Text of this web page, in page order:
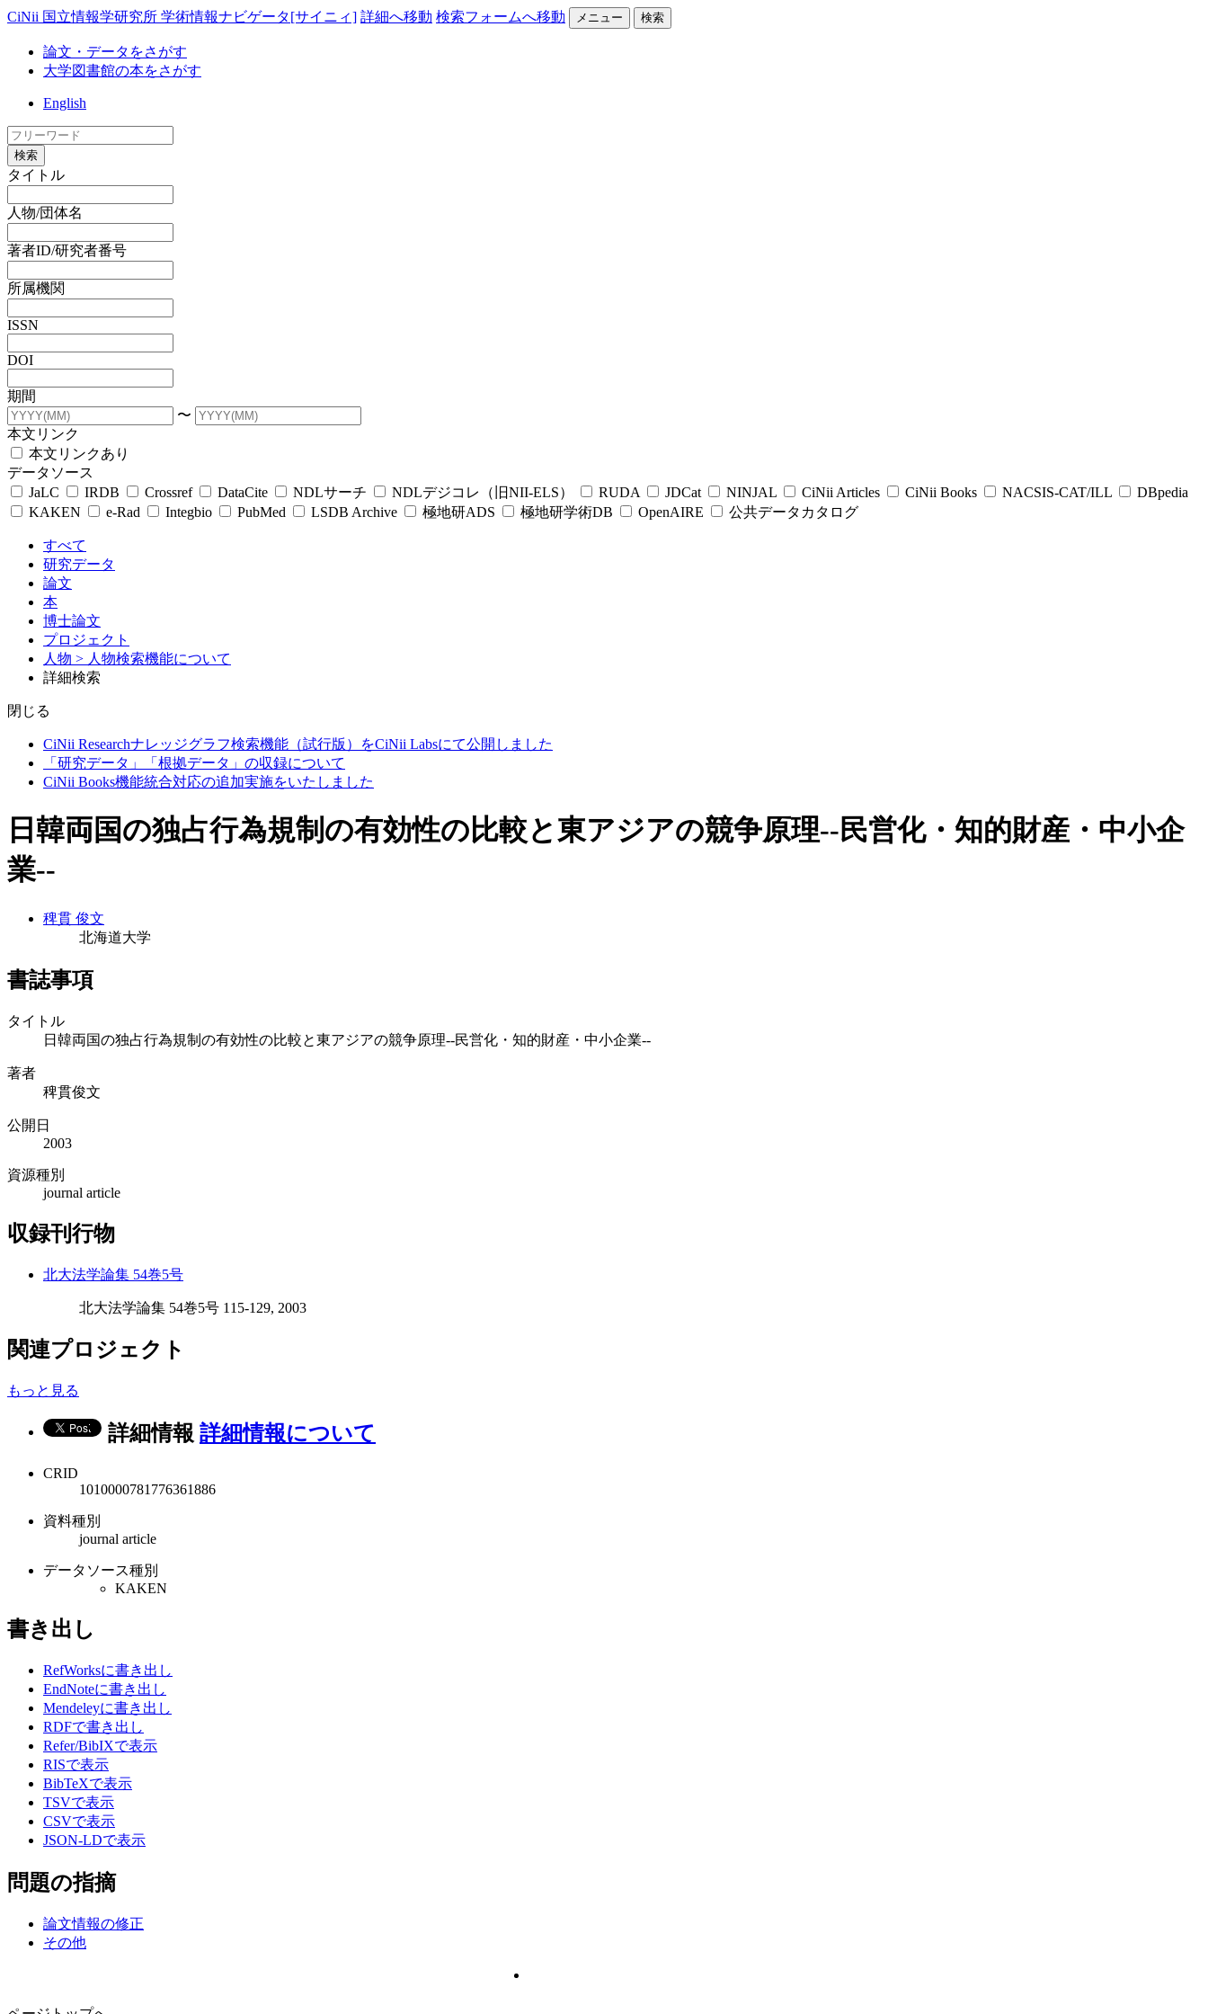
CiNii 国立情報学研究所 学術情報ナビゲータ[サイニィ] 詳細へ移動 検索フォームへ移動 メニュー 検索
論文・データをさがす
大学図書館の本をさがす
English
検索
タイトル
人物/団体名
著者ID/研究者番号
所属機関
ISSN
DOI
期間
〜
本文リンク
本文リンクあり
データソース
JaLC
IRDB Crossref DataCite NDLサーチ NDLデジコレ（旧NII-ELS） RUDA JDCat NINJAL CiNii Articles CiNii Books NACSIS-CAT/ILL
DBpedia
KAKEN
e-Rad Integbio PubMed LSDB Archive 極地研ADS 極地研学術DB OpenAIRE 公共データカタログ
すべて
研究データ
論文
本
博士論文
プロジェクト
人物 > 人物検索機能について
詳細検索
閉じる
CiNii Researchナレッジグラフ検索機能（試行版）をCiNii Labsにて公開しました
「研究データ」「根拠データ」の収録について
CiNii Books機能統合対応の追加実施をいたしました
日韓両国の独占行為規制の有効性の比較と東アジアの競争原理--民営化・知的財産・中小企
業--
稗貫 俊文
北海道大学
書誌事項
タイトル
日韓両国の独占行為規制の有効性の比較と東アジアの競争原理--民営化・知的財産・中小企業--
著者
稗貫俊文
公開日
2003
資源種別
journal article
収録刊行物
北大法学論集 54巻5号
北大法学論集 54巻5号 115-129, 2003
関連プロジェクト
もっと見る
詳細情報 詳細情報について
CRID
1010000781776361886
資料種別
journal article
データソース種別
KAKEN
書き出し
RefWorksに書き出し
EndNoteに書き出し
Mendeleyに書き出し
RDFで書き出し
Refer/BibIXで表示
RISで表示
BibTeXで表示
TSVで表示
CSVで表示
JSON-LDで表示
問題の指摘
論文情報の修正
その他